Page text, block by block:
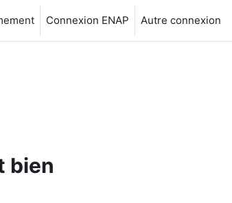
Connexion ENAP Autre connexion
bien